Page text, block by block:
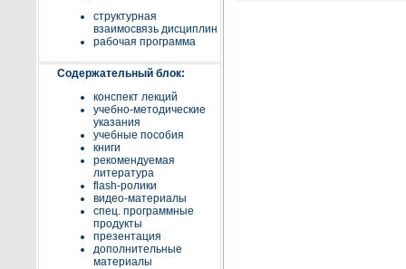
структурная
взаимосвязь дисциплин
рабочая программа
Содержательный блок:
конспект лекций
учебно-методические
указания
учебные пособия
книги
рекомендуемая
литература
flash-ролики
видео-материалы
спец. программные
продукты
презентация
дополнительные
материалы